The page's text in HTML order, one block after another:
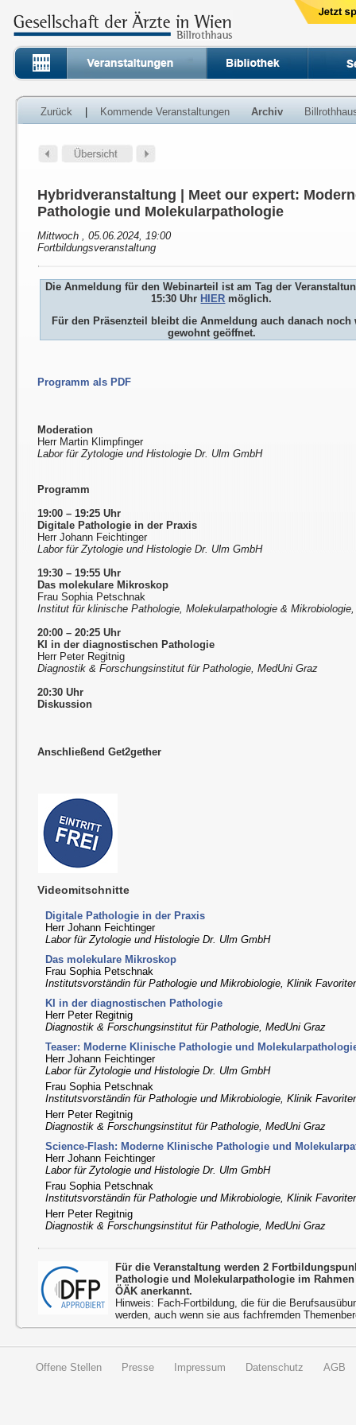
Zurück Kommende Veranstaltungen Archiv
Hybridveranstaltung | Meet our expert:
Pathologie und Molekularpathologie
Mittwoch , 05.06.2024, 19:00
Fortbildungsveranstaltung
Die Anmeldung für den Webinarteil ist am Tag der
15:30 Uhr HIER möglich.
Für den Präsenzteil bleibt die Anmeldung auch danach noch
gewohnt geöffnet.
Programm als PDF
Moderation
Herr Martin Klimpfinger
Labor für Zytologie und Histologie Dr. Ulm GmbH
Programm
19:00 – 19:25 Uhr
Digitale Pathologie in der Praxis
Herr Johann Feichtinger
Labor für Zytologie und Histologie Dr. Ulm GmbH
19:30 – 19:55 Uhr
Das molekulare Mikroskop
Frau Sophia Petschnak
Institut für klinische Pathologie, Molekularpathologie &
20:00 – 20:25 Uhr
KI in der diagnostischen Pathologie
Herr Peter Regitnig
Diagnostik & Forschungsinstitut für Pathologie, MedUni Graz
20:30 Uhr
Diskussion
Anschließend Get2gether
Videomitschnitte
Digitale Pathologie in der Praxis
Herr Johann Feichtinger
Labor für Zytologie und Histologie Dr. Ulm GmbH
Das molekulare Mikroskop
Frau Sophia Petschnak
Institutsvorständin für Pathologie und Mikrobiologie, Klinik
KI in der diagnostischen Pathologie
Herr Peter Regitnig
Diagnostik & Forschungsinstitut für Pathologie, MedUni Graz
Teaser: Moderne Klinische Pathologie und
Herr Johann Feichtinger
Labor für Zytologie und Histologie Dr. Ulm GmbH
Frau Sophia Petschnak
Institutsvorständin für Pathologie und Mikrobiologie, Klinik
Herr Peter Regitnig
Diagnostik & Forschungsinstitut für Pathologie, MedUni Graz
Science-Flash: Moderne Klinische Pathologie und
Herr Johann Feichtinger
Labor für Zytologie und Histologie Dr. Ulm GmbH
Frau Sophia Petschnak
Institutsvorständin für Pathologie und Mikrobiologie, Klinik
Herr Peter Regitnig
Diagnostik & Forschungsinstitut für Pathologie, MedUni Graz
Für die Veranstaltung werden 2
Pathologie und Molekularpathologie im
ÖÄK anerkannt.
Hinweis: Fach-Fortbildung, die für die
werden, auch wenn sie aus fachfremden
Offene Stellen Presse Impressum Datenschutz AGB